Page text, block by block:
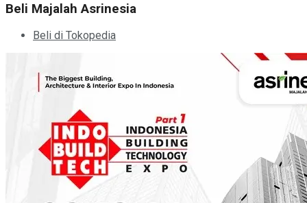
Beli Majalah Asrinesia
Beli di Tokopedia